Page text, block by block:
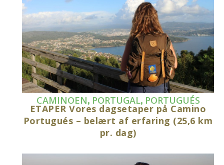
CAMINOEN, PORTUGAL, PORTUGUÉS
ETAPER Vores dagsetaper på Camino
Portugués – belært af erfaring (25,6 km
pr. dag)